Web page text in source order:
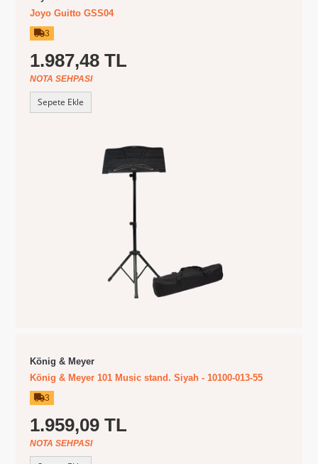
Joyo Guitto GSS04
3
1.987,48 TL
NOTA SEHPASI
Sepete Ekle
König & Meyer
König & Meyer 101 Music stand. Siyah - 10100-013-55
3
1.959,09 TL
NOTA SEHPASI